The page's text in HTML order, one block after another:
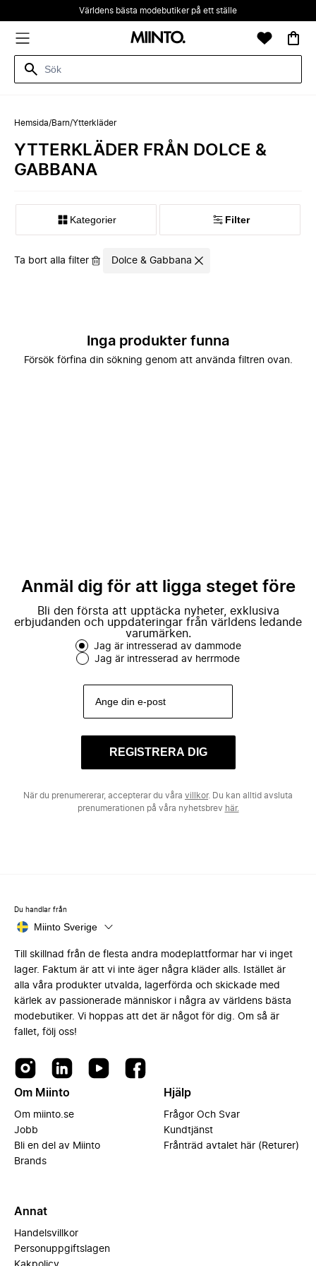
Världens bästa modebutiker på ett ställe
Hemsida/Barn/Ytterkläder
YTTERKLÄDER FRÅN DOLCE &
GABBANA
Kategorier Filter
Ta bort alla filter Dolce & Gabbana
Inga produkter funna
Försök förfina din sökning genom att använda filtren ovan.
Anmäl dig för att ligga steget före
Bli den första att upptäcka nyheter, exklusiva
erbjudanden och uppdateringar från världens ledande
varumärken.
Jag är intresserad av dammode
Jag är intresserad av herrmode
REGISTRERA DIG
När du prenumererar, accepterar du våra villkor. Du kan alltid avsluta
prenumerationen på våra nyhetsbrev här.
Du handlar från
Miinto Sverige
Till skillnad från de flesta andra modeplattformar har vi inget
lager. Faktum är att vi inte äger några kläder alls. Istället är
alla våra produkter utvalda, lagerförda och skickade med
kärlek av passionerade människor i några av världens bästa
modebutiker. Vi hoppas att det är något för dig. Om så är
fallet, följ oss!
Om Miinto
Om miinto.se
Jobb
Bli en del av Miinto
Brands
Hjälp
Frågor Och Svar
Kundtjänst
Frånträd avtalet här (Returer)
Annat
Handelsvillkor
Personuppgiftslagen